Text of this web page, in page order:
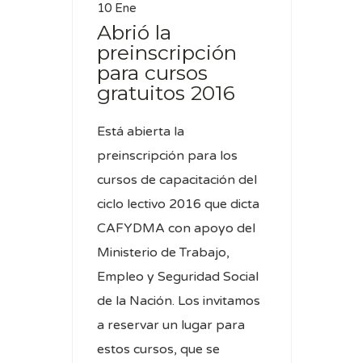
10 Ene
Abrió la
preinscripción
para cursos
gratuitos 2016
Está abierta la
preinscripción para los
cursos de capacitación del
ciclo lectivo 2016 que dicta
CAFYDMA con apoyo del
Ministerio de Trabajo,
Empleo y Seguridad Social
de la Nación. Los invitamos
a reservar un lugar para
estos cursos, que se